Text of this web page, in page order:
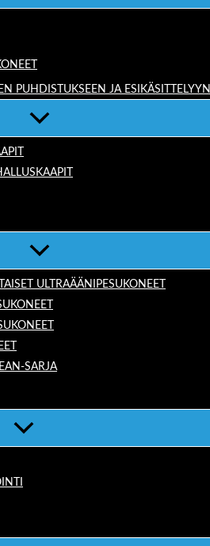
PUHDISTUKSEEN JA ESIKÄSITTELYYN
ULTRAÄÄNIPESUKONEET
SARJA